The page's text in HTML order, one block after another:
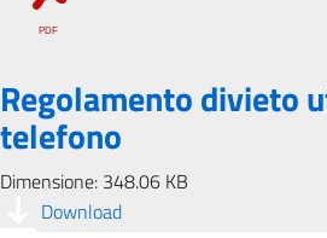
Regolamento divieto
telefono
Dimensione: 348.06 KB
Download